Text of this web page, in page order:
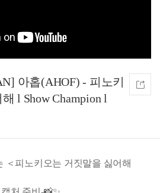
아홉(AHOF) - 피노키
l Show Champion l
＜피노키오는 거짓말을 싫어해